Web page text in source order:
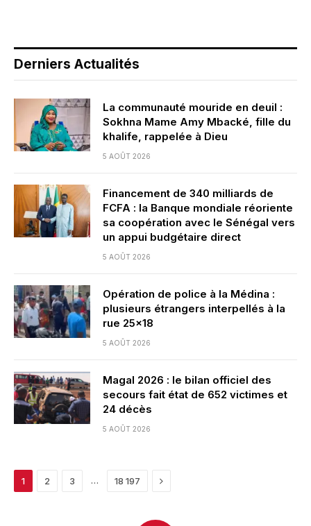
Derniers Actualités
La communauté mouride en deuil :
Sokhna Mame Amy Mbacké, fille du
khalife, rappelée à Dieu
5 AOÛT 2026
Financement de 340 milliards de
FCFA : la Banque mondiale réoriente
sa coopération avec le Sénégal vers
un appui budgétaire direct
5 AOÛT 2026
Opération de police à la Médina :
plusieurs étrangers interpellés à la
rue 25×18
5 AOÛT 2026
Magal 2026 : le bilan officiel des
secours fait état de 652 victimes et
24 décès
5 AOÛT 2026
1 2 3 … 18 197 Next